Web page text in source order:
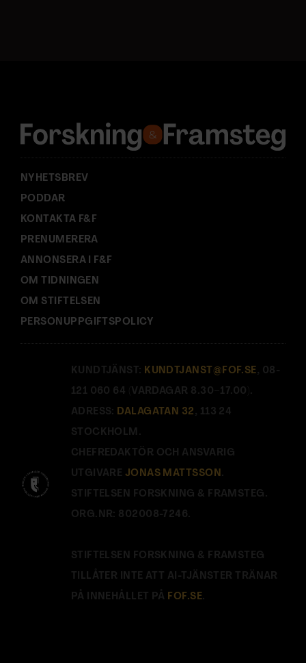
s
:
NYHETSBREV
PODDAR
KONTAKTA F&F
PRENUMERERA
ANNONSERA I F&F
OM TIDNINGEN
OM STIFTELSEN
PERSONUPPGIFTSPOLICY
KUNDTJÄNST: KUNDTJANST@FOF.SE , 08-
121 060 64 (VARDAGAR 8.30–17.00).
ADRESS: DALAGATAN 32 , 113 24
STOCKHOLM.
CHEFREDAKTÖR OCH ANSVARIG
UTGIVARE JONAS MATTSSON .
STIFTELSEN FORSKNING & FRAMSTEG.
ORG.NR: 802008-7246.
STIFTELSEN FORSKNING & FRAMSTEG
TILLÅTER INTE ATT AI-TJÄNSTER TRÄNAR
PÅ INNEHÅLLET PÅ FOF.SE.